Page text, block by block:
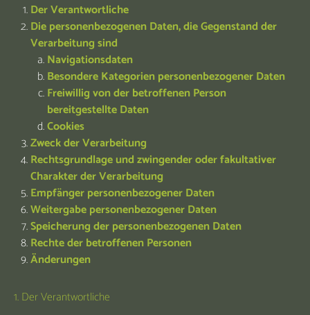
Der Verantwortliche
Die personenbezogenen Daten, die Gegenstand der
Verarbeitung sind
Navigationsdaten
Besondere Kategorien personenbezogener Daten
Freiwillig von der betroffenen Person
bereitgestellte Daten
Cookies
Zweck der Verarbeitung
Rechtsgrundlage und zwingender oder fakultativer
Charakter der Verarbeitung
Empfänger personenbezogener Daten
Weitergabe personenbezogener Daten
Speicherung der personenbezogenen Daten
Rechte der betroffenen Personen
Änderungen
1. Der Verantwortliche